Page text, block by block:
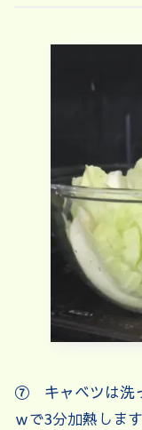
⑦ キャベツは洗
ｗで3分加熱します